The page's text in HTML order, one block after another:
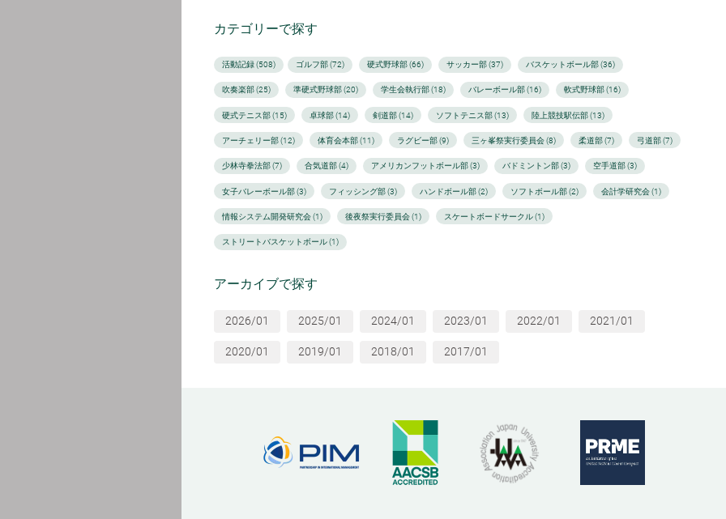
カテゴリーで探す
活動記録 (508) ゴルフ部 (72) 硬式野球部 (66) サッカー部 (37) バスケットボール部 (36)
吹奏楽部 (25) 準硬式野球部 (20) 学生会執行部 (18) バレーボール部 (16) 軟式野球部 (16)
硬式テニス部 (15) 卓球部 (14) 剣道部 (14) ソフトテニス部 (13) 陸上競技駅伝部 (13)
アーチェリー部 (12) 体育会本部 (11) ラグビー部 (9) 三ヶ峯祭実行委員会 (8) 柔道部 (7) 弓道部 (7)
少林寺拳法部 (7) 合気道部 (4) アメリカンフットボール部 (3) バドミントン部 (3) 空手道部 (3)
女子バレーボール部 (3) フィッシング部 (3) ハンドボール部 (2) ソフトボール部 (2) 会計学研究会 (1)
情報システム開発研究会 (1) 後夜祭実行委員会 (1) スケートボードサークル (1)
ストリートバスケットボール (1)
アーカイブで探す
2026/01 2025/01 2024/01 2023/01 2022/01 2021/01
2020/01 2019/01 2018/01 2017/01